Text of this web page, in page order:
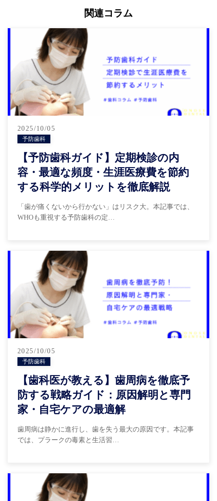
関連コラム
2025/10/05
予防歯科
【予防歯科ガイド】定期検診の内
容・最適な頻度・生涯医療費を節約
する科学的メリットを徹底解説
「歯が痛くないから行かない」はリスク大。本記事では、
WHOも重視する予防歯科の定…
2025/10/05
予防歯科
【歯科医が教える】歯周病を徹底予
防する戦略ガイド：原因解明と専門
家・自宅ケアの最適解
歯周病は静かに進行し、歯を失う最大の原因です。本記事
では、プラークの毒素と生活習…